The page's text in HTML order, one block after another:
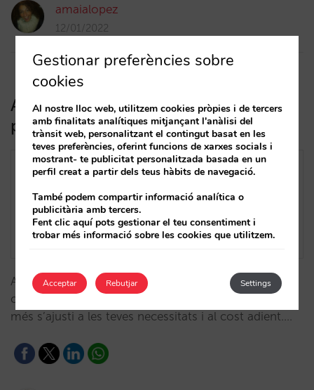
amaialopez
12/01/2022
Aquestes són les plataformes de
pagament que Mirai ha integrat
Aquesta varietat d’opcions suposa una major
competència i et permetrà comparar i escollir la que
més s’ajusti a les teves necessitats i al cost adient.…
Gestionar preferències sobre
cookies
Al nostre lloc web, utilitzem cookies pròpies i de tercers
amb finalitats analítiques mitjançant l'anàlisi del
trànsit web, personalitzant el contingut basat en les
teves preferències, oferint funcions de xarxes socials i
mostrant- te publicitat personalitzada basada en un
perfil creat a partir dels teus hàbits de navegació.
També podem compartir informació analítica o
publicitària amb tercers.
Fent clic aquí pots gestionar el teu consentiment i
trobar més informació sobre les cookies que utilitzem.
Acceptar Settings
Rebutjar